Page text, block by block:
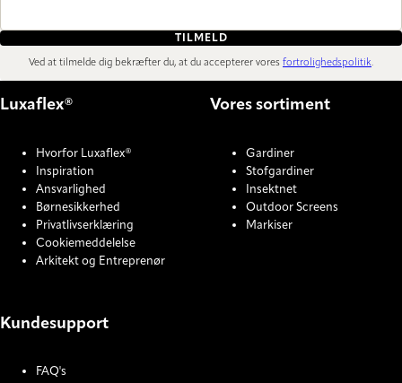
TILMELD
Ved at tilmelde dig bekræfter du, at du accepterer vores fortrolighedspolitik.
Luxaflex®
Hvorfor Luxaflex®
Inspiration
Ansvarlighed
Børnesikkerhed
Privatlivserklæring
Cookiemeddelelse
Arkitekt og Entreprenør
Vores sortiment
Gardiner
Stofgardiner
Insektnet
Outdoor Screens
Markiser
Kundesupport
FAQ's